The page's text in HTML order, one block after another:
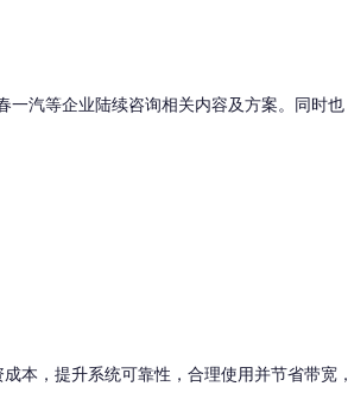
汽等企业陆续咨询相关内容及方案。同时也
，提升系统可靠性，合理使用并节省带宽，